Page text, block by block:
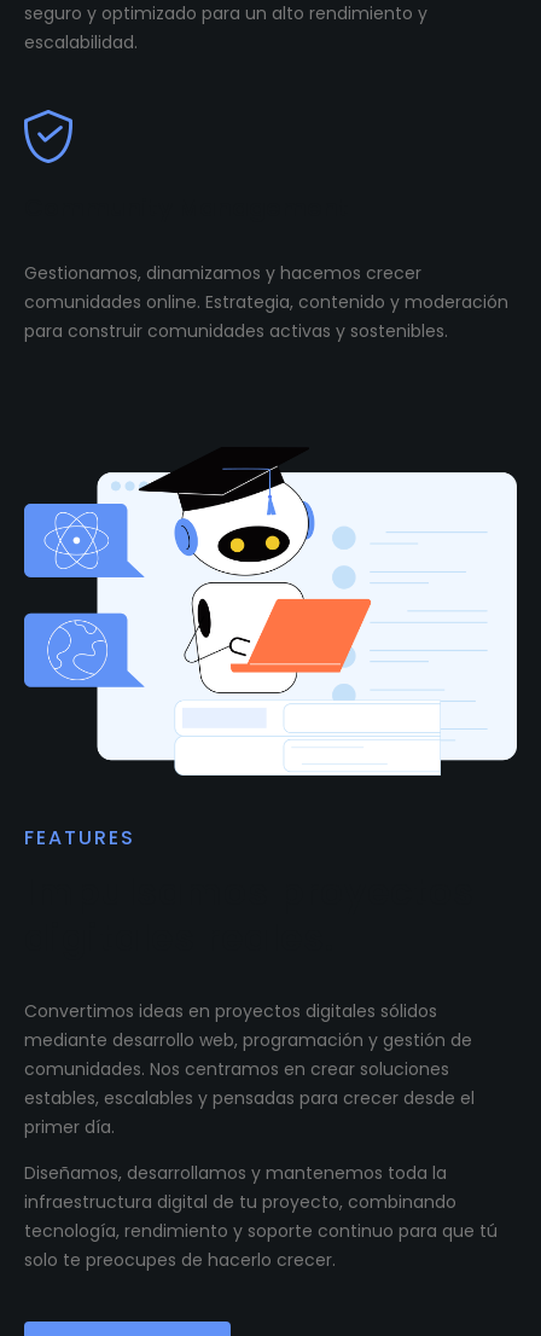
seguro y optimizado para un alto rendimiento y
escalabilidad.
Gestionamos, dinamizamos y hacemos crecer
comunidades online. Estrategia, contenido y moderación
para construir comunidades activas y sostenibles.
FEATURES
Convertimos ideas en proyectos digitales sólidos
mediante desarrollo web, programación y gestión de
comunidades. Nos centramos en crear soluciones
estables, escalables y pensadas para crecer desde el
primer día.
Diseñamos, desarrollamos y mantenemos toda la
infraestructura digital de tu proyecto, combinando
tecnología, rendimiento y soporte continuo para que tú
solo te preocupes de hacerlo crecer.